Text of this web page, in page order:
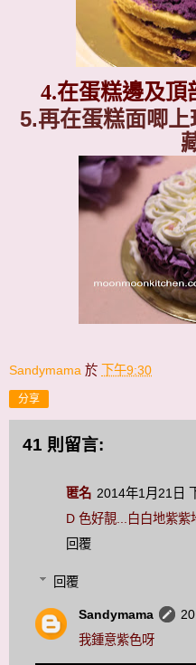
4.在蛋糕邊及頂
5.再在蛋糕面唧
Sandymama 於 下午9:30
分享
41 則留言:
匿名 2014年1月21日
D 色好靚...白白地紫紫
回覆
回覆
Sandymama
我鍾意紫色呀